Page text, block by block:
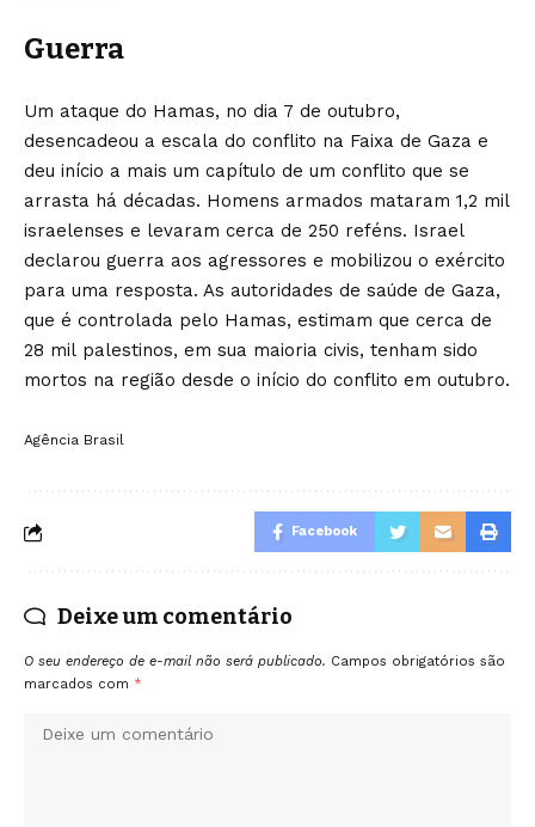
Guerra
Um ataque do Hamas, no dia 7 de outubro,
desencadeou a escala do conflito na Faixa de Gaza e
deu início a mais um capítulo de um conflito que se
arrasta há décadas. Homens armados mataram 1,2 mil
israelenses e levaram cerca de 250 reféns. Israel
declarou guerra aos agressores e mobilizou o exército
para uma resposta. As autoridades de saúde de Gaza,
que é controlada pelo Hamas, estimam que cerca de
28 mil palestinos, em sua maioria civis, tenham sido
mortos na região desde o início do conflito em outubro.
Agência Brasil
Facebook
Deixe um comentário
O seu endereço de e-mail não será publicado. Campos obrigatórios são
marcados com *